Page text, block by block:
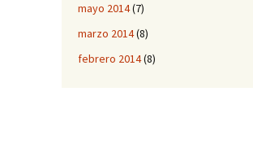
mayo 2014(7)
marzo 2014(8)
febrero 2014(8)